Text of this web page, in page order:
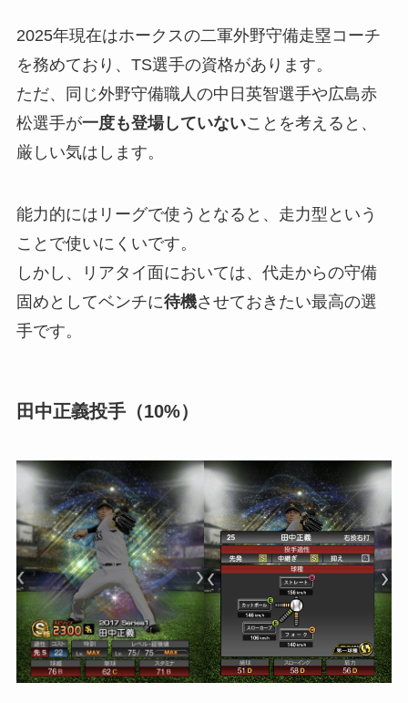
2025年現在はホークスの二軍外野守備走塁コーチ
を務めており、TS選手の資格があります。
ただ、同じ外野守備職人の中日英智選手や広島赤
松選手が一度も登場していないことを考えると、
厳しい気はします。
能力的にはリーグで使うとなると、走力型という
ことで使いにくいです。
しかし、リアタイ面においては、代走からの守備
固めとしてベンチに待機させておきたい最高の選
手です。
田中正義投手（10%）